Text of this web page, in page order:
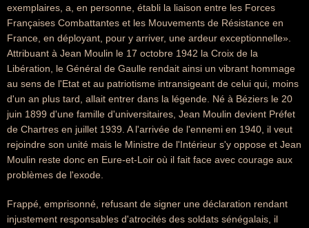
exemplaires, a, en personne, établi la liaison entre les Forces
Françaises Combattantes et les Mouvements de Résistance en
France, en déployant, pour y arriver, une ardeur exceptionnelle».
Attribuant à Jean Moulin le 17 octobre 1942 la Croix de la
Libération, le Général de Gaulle rendait ainsi un vibrant hommage
au sens de l'Etat et au patriotisme intransigeant de celui qui, moins
d'un an plus tard, allait entrer dans la légende. Né à Béziers le 20
juin 1899 d'une famille d'universitaires, Jean Moulin devient Préfet
de Chartres en juillet 1939. A l'arrivée de l'ennemi en 1940, il veut
rejoindre son unité mais le Ministre de l'Intérieur s'y oppose et Jean
Moulin reste donc en Eure-et-Loir où il fait face avec courage aux
problèmes de l'exode.
Frappé, emprisonné, refusant de signer une déclaration rendant
injustement responsables d'atrocités des soldats sénégalais, il